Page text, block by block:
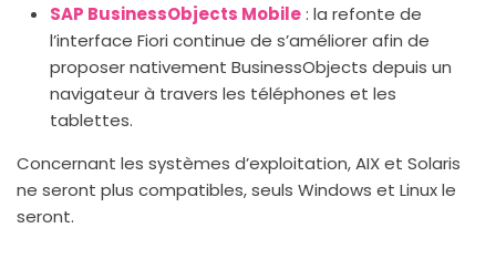
SAP BusinessObjects Mobile: la refonte de
l’interface Fiori continue de s’améliorer afin de
proposer nativement BusinessObjects depuis un
navigateur à travers les téléphones et les
tablettes.
Concernant les systèmes d’exploitation, AIX et Solaris
ne seront plus compatibles, seuls Windows et Linux le
seront.